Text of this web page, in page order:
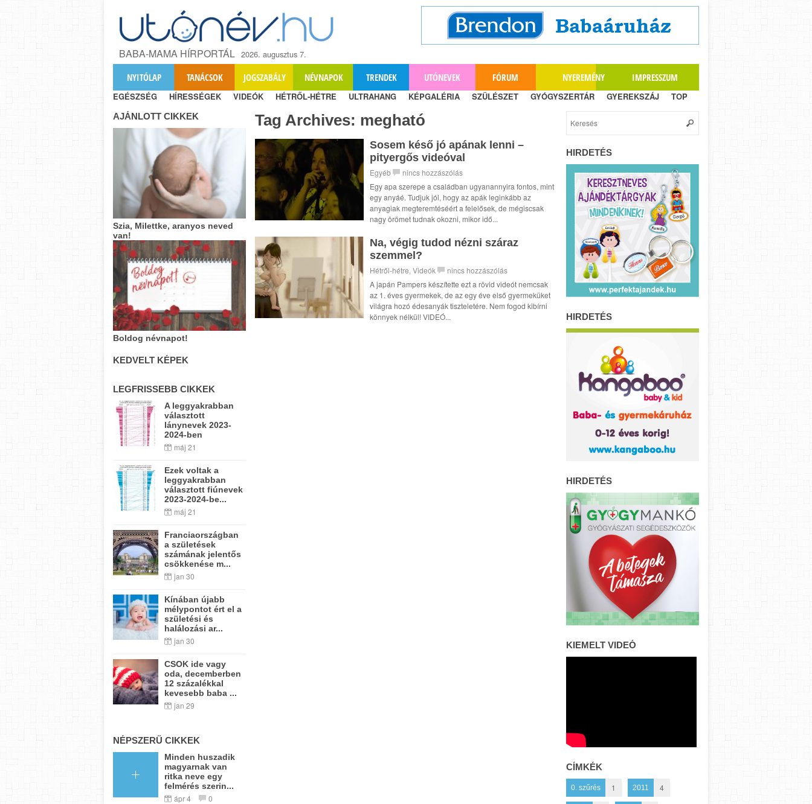
BABA-MAMA HÍRPORTÁL 2026. augusztus 7.
NYITÓLAP TANÁCSOK JOGSZABÁLY NÉVNAPOK TRENDEK UTÓNEVEK FÓRUM NYEREMÉNY IMPRESSZUM
EGÉSZSÉG HÍRESSÉGEK VIDEÓK HÉTRŐL-HÉTRE ULTRAHANG KÉPGALÉRIA SZÜLÉSZET GYÓGYSZERTÁR GYEREKSZÁJ TOP
Tag Archives: megható
Sosem késő jó apának lenni –
pityergős videóval
Egyéb
nincs hozzászólás
Egy apa szerepe a családban ugyanannyira fontos, mint
egy anyáé. Tudjuk jól, hogy az apák leginkább az
anyagiak megteremtéséért a felelősek, de mégiscsak
nagy örömet tudnak okozni, mikor idő...
Na, végig tudod nézni száraz
szemmel?
Hétről-hétre, Videók
nincs hozzászólás
A japán Pampers készítette ezt a rövid videót nemcsak
az 1. éves gyermekek, de az egy éve első gyermeküket
világra hozó édesanyák tiszteletére. Nem fogod kibírni
könnyek nélkül! VIDEÓ...
AJÁNLOTT CIKKEK
Szia, Milettke, aranyos neved
van!
Boldog névnapot!
KEDVELT KÉPEK
LEGFRISSEBB CIKKEK
A leggyakrabban
választott
lánynevek 2023-
2024-ben
máj 21
Ezek voltak a
leggyakrabban
választott fiúnevek
2023-2024-be...
máj 21
Franciaországban
a születések
számának jelentős
csökkenése m...
jan 30
Kínában újabb
mélypontot ért el a
születési és
halálozási ar...
jan 30
CSOK ide vagy
oda, decemberben
12 százalékkal
kevesebb baba ...
jan 29
NÉPSZERŰ CIKKEK
Minden huszadik
magyarnak van
ritka neve egy
felmérés szerin...
ápr 4 0
HIRDETÉS
HIRDETÉS
HIRDETÉS
KIEMELT VIDEÓ
CÍMKÉK
0. szűrés 1 2011 4